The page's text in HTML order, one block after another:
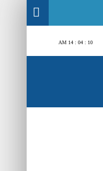
10 : 04 : 15 AM